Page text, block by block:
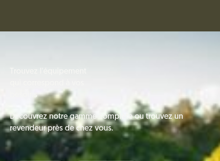
besoins
Découvrez notre gamme complète ou trouvez un
revendeur près de chez vous.